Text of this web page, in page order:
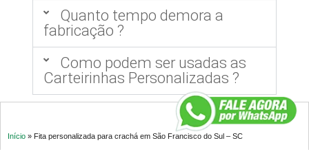
Quanto tempo demora a
fabricação ?
Como podem ser usadas as
Carteirinhas Personalizadas ?
Início » Fita personalizada para crachá em São Francisco do Sul – SC